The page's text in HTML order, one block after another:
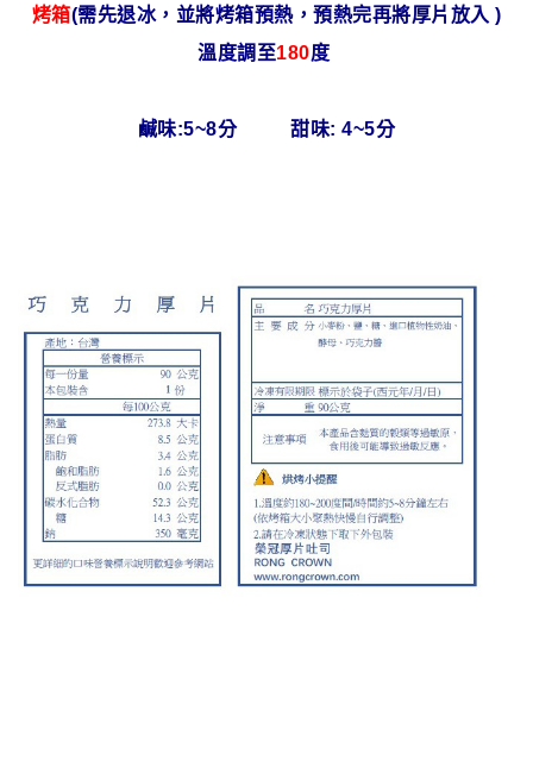
烤箱(需先退冰，並將烤箱預熱，預熱完再將厚片放入 )
溫度調至180度
鹹味:5~8分 甜味: 4~5分